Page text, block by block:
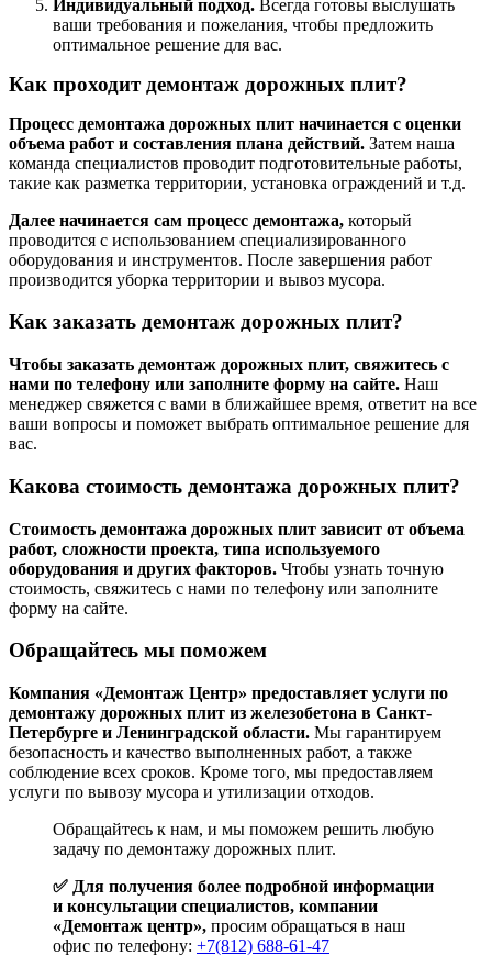
Индивидуальный подход. Всегда готовы выслушать
ваши требования и пожелания, чтобы предложить
оптимальное решение для вас.
Как проходит демонтаж дорожных плит?
Процесс демонтажа дорожных плит начинается с оценки
объема работ и составления плана действий. Затем наша
команда специалистов проводит подготовительные работы,
такие как разметка территории, установка ограждений и т.д.
Далее начинается сам процесс демонтажа, который
проводится с использованием специализированного
оборудования и инструментов. После завершения работ
производится уборка территории и вывоз мусора.
Как заказать демонтаж дорожных плит?
Чтобы заказать демонтаж дорожных плит, свяжитесь с
нами по телефону или заполните форму на сайте. Наш
менеджер свяжется с вами в ближайшее время, ответит на все
ваши вопросы и поможет выбрать оптимальное решение для
вас.
Какова стоимость демонтажа дорожных плит?
Стоимость демонтажа дорожных плит зависит от объема
работ, сложности проекта, типа используемого
оборудования и других факторов. Чтобы узнать точную
стоимость, свяжитесь с нами по телефону или заполните
форму на сайте.
Обращайтесь мы поможем
Компания «Демонтаж Центр» предоставляет услуги по
демонтажу дорожных плит из железобетона в Санкт-
Петербурге и Ленинградской области. Мы гарантируем
безопасность и качество выполненных работ, а также
соблюдение всех сроков. Кроме того, мы предоставляем
услуги по вывозу мусора и утилизации отходов.
Обращайтесь к нам, и мы поможем решить любую
задачу по демонтажу дорожных плит.
✅ Для получения более подробной информации
и консультации специалистов, компании
«Демонтаж центр», просим обращаться в наш
офис по телефону: +7(812) 688-61-47